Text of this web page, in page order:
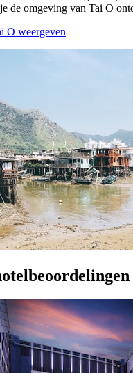
de omgeving van Tai O
O weergeven